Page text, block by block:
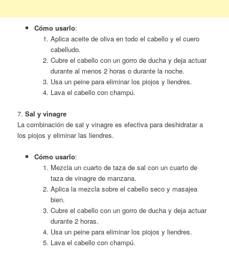
Cómo usarlo:
Aplica aceite de oliva en todo el cabello y el cuero
cabelludo.
Cubre el cabello con un gorro de ducha y deja actuar
durante al menos 2 horas o durante la noche.
Usa un peine para eliminar los piojos y liendres.
Lava el cabello con champú.
7.Sal y vinagre
La combinación de sal y vinagre es efectiva para deshidratar a
los piojos y eliminar las liendres.
Cómo usarlo:
Mezcla un cuarto de taza de sal con un cuarto de
taza de vinagre de manzana.
Aplica la mezcla sobre el cabello seco y masajea
bien.
Cubre el cabello con un gorro de ducha y deja actuar
durante 2 horas.
Usa un peine para eliminar los piojos y liendres.
Lava el cabello con champú.